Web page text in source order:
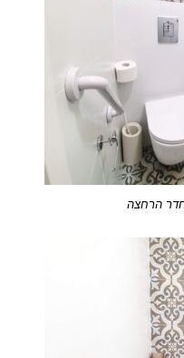
הרחצה